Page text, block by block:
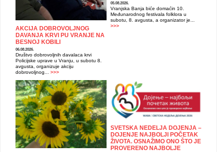
AKCIJA DOBROVOLJNOG
DAVANJA KRVI PU VRANJE NA
BESNOJ KOBILI
06.08.2026.
Društvo dobrovoljnih davalaca krvi
Policijske uprave u Vranju, u subotu 8.
avgusta, organizuje akciju
dobrovoljnog... >>>
05.08.2026.
Vranjska Banja biće domaćin 10.
Međunarodnog festivala folklora u
subotu, 8. avgusta, a organizator je...
>>>
SVETSKA NEDELJA DOJENJA –
DOJENJE NAJBOLJI POČETAK
ŽIVOTA. OSNAŽIMO ONO ŠTO JE
PROVERENO NAJBOLJE